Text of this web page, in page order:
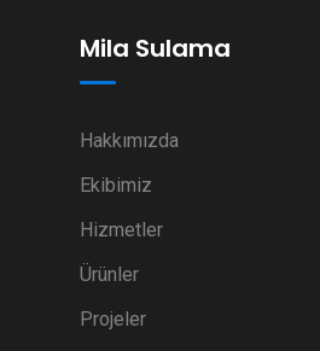
Mila Sulama
Hakkımızda
Ekibimiz
Hizmetler
Ürünler
Projeler